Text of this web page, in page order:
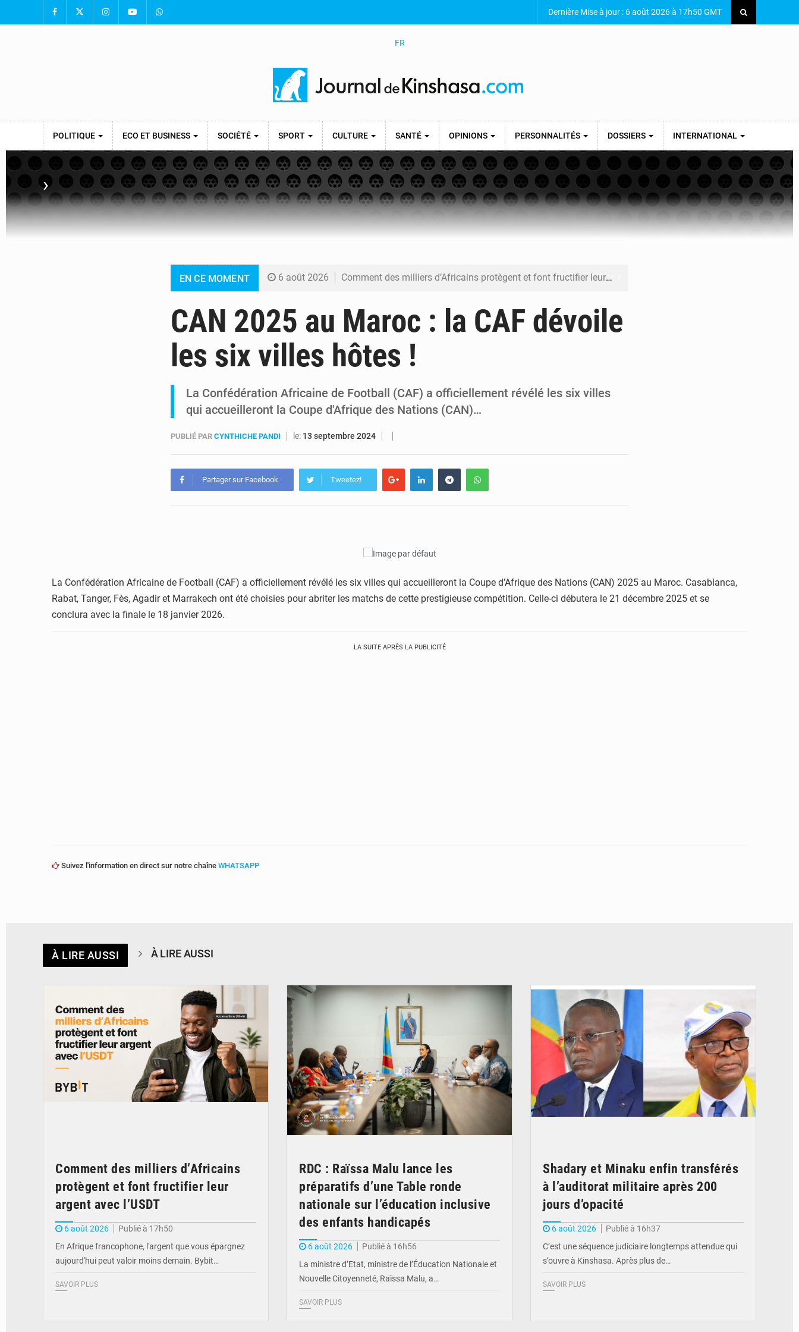
Dernière Mise à jour : 6 août 2026 à 17h50 GMT
FR
POLITIQUE ECO ET BUSINESS SOCIÉTÉ SPORT CULTURE SANTÉ OPINIONS PERSONNALITÉS DOSSIERS INTERNATIONAL
›
EN CE MOMENT 6 août 2026 Comment des milliers d’Africains protègent et font fructifier leur argent avec l’USDT
6 août 2026 Shadary et Minaku enfin transférés à l’auditorat militaire après 200 jours d’opacité
6 août 2026 Kinshasa : Le Gouvernement provincial annonce la construction imminente du boulevard Étienne Tshisekedi
CAN 2025 au Maroc : la CAF dévoile
les six villes hôtes !
La Confédération Africaine de Football (CAF) a officiellement révélé les six villes
qui accueilleront la Coupe d'Afrique des Nations (CAN)…
PUBLIÉ PAR CYNTHICHE PANDI le: 13 septembre 2024
Partager sur Facebook Tweetez!
La Confédération Africaine de Football (CAF) a officiellement révélé les six villes qui accueilleront la Coupe d’Afrique des Nations (CAN) 2025 au Maroc. Casablanca,
Rabat, Tanger, Fès, Agadir et Marrakech ont été choisies pour abriter les matchs de cette prestigieuse compétition. Celle-ci débutera le 21 décembre 2025 et se
conclura avec la finale le 18 janvier 2026.
LA SUITE APRÈS LA PUBLICITÉ
Suivez l'information en direct sur notre chaîne WHATSAPP
À LIRE AUSSI À LIRE AUSSI
Comment des milliers d’Africains
protègent et font fructifier leur
argent avec l’USDT
6 août 2026
Publié à 17h50
En Afrique francophone, l'argent que vous épargnez
aujourd'hui peut valoir moins demain. Bybit…
SAVOIR PLUS
RDC : Raïssa Malu lance les
préparatifs d’une Table ronde
nationale sur l’éducation inclusive
des enfants handicapés
6 août 2026
Publié à 16h56
La ministre d’Etat, ministre de l’Éducation Nationale et
Nouvelle Citoyenneté, Raïssa Malu, a…
SAVOIR PLUS
Shadary et Minaku enfin transférés
à l’auditorat militaire après 200
jours d’opacité
6 août 2026
Publié à 16h37
C’est une séquence judiciaire longtemps attendue qui
s’ouvre à Kinshasa. Après plus de…
SAVOIR PLUS